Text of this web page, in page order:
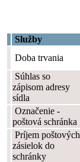
Služby
Doba trvania
Súhlas so
zápisom adresy
sídla
Označenie -
poštová schránka
Príjem poštových
zásielok do
schránky